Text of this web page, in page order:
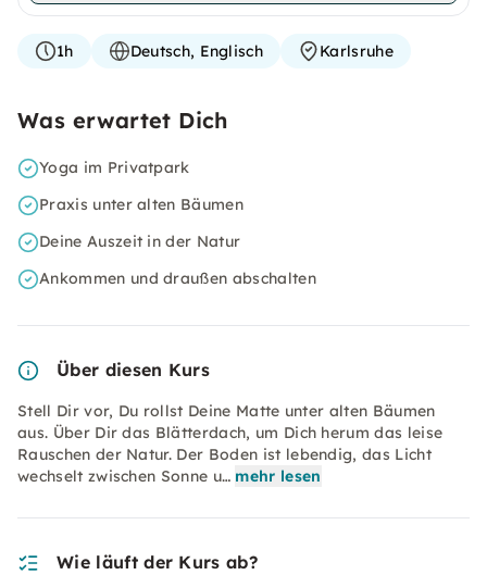
1h Deutsch, Englisch Karlsruhe
Was erwartet Dich
Yoga im Privatpark
Praxis unter alten Bäumen
Deine Auszeit in der Natur
Ankommen und draußen abschalten
Über diesen Kurs
Stell Dir vor, Du rollst Deine Matte unter alten Bäumen
aus. Über Dir das Blätterdach, um Dich herum das leise
Rauschen der Natur. Der Boden ist lebendig, das Licht
wechselt zwischen Sonne u… mehr lesen
Wie läuft der Kurs ab?